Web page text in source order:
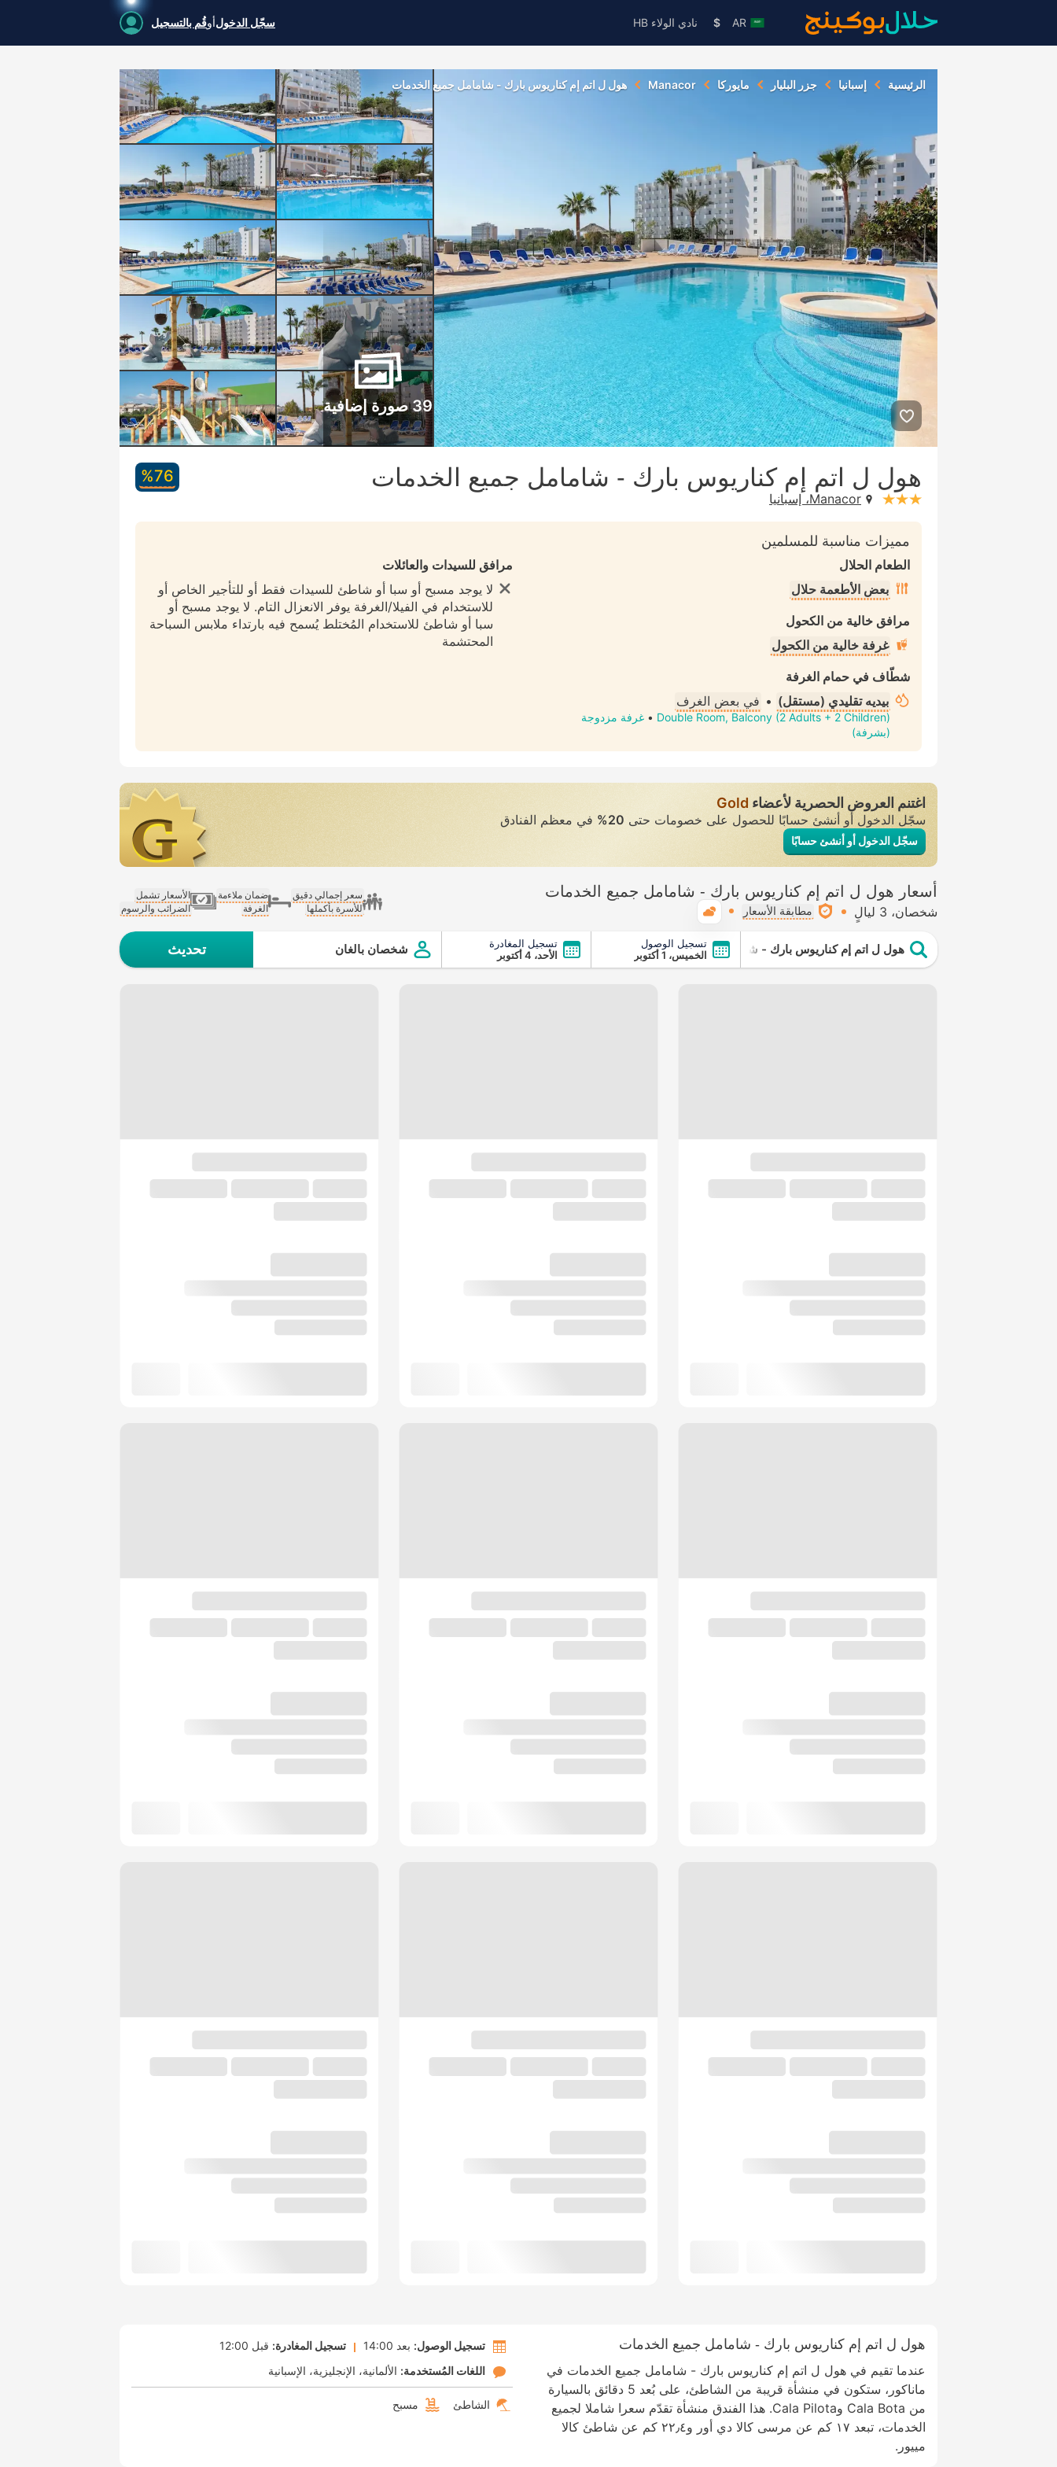
AR
$ نادي الولاء HB سجّل الدخولأوقُم بالتسجيل
الرئيسية إسبانيا جزر البليار مايوركا Manacor هول ل اتم إم كناريوس بارك - شامامل جميع الخدمات
39 صورة إضافية
هول ل اتم إم كناريوس بارك - شامامل جميع الخدمات
stars: 3
Manacor، إسبانيا
76‏%
مميزات مناسبة للمسلمين
الطعام الحلال
بعض الأطعمة حلال
مرافق خالية من الكحول
غرفة خالية من الكحول
شطّاف في حمام الغرفة
بيديه تقليدي (مستقل) • في بعض الغرف
Double Room, Balcony (2 Adults + 2 Children)
• غرفة مزدوجة
(بشرفة)
مرافق للسيدات والعائلات
لا يوجد مسبح أو سبا أو شاطئ للسيدات فقط أو للتأجير الخاص أو
للاستخدام في الفيلا/الغرفة يوفر الانعزال التام. لا يوجد مسبح أو
سبا أو شاطئ للاستخدام المُختلط يُسمح فيه بارتداء ملابس السباحة
المحتشمة
اغتنم العروض الحصرية لأعضاء Gold
سجّل الدخول أو أنشئ حسابًا للحصول على خصومات حتى 20% في معظم الفنادق
سجّل الدخول أو أنشئ حسابًا
أسعار هول ل اتم إم كناريوس بارك - شامامل جميع الخدمات
شخصان 3 ليالٍ مطابقة الأسعار
سعر إجمالي دقيق
للأسرة بأكملها
ضمان ملاءمة
الغرفة
الأسعار تشمل
الضرائب والرسوم
هول ل اتم إم كناريوس بارك - شامامل جميع الخدمات
تسجيل الوصول
الخميس، 1 أكتوبر
تسجيل المغادرة
الأحد، 4 أكتوبر
شخصان بالغان تحديث
هول ل اتم إم كناريوس بارك - شامامل جميع الخدمات
عندما تقيم في هول ل اتم إم كناريوس بارك - شامامل جميع الخدمات في
ماناكور، ستكون في منشأة قريبة من الشاطئ، على بُعد 5 دقائق بالسيارة
من Cala Bota وCala Pilota. هذا الفندق منشأة تقدّم سعرا شاملا لجميع
الخدمات، تبعد ١٧ كم عن مرسى كالا دي أور و٢٢٫٤ كم عن شاطئ كالا
مييور.
تسجيل الوصول: بعد 14:00 تسجيل المغادرة: قبل 12:00
اللغات المُستخدمة: الألمانية الإنجليزية الإسبانية
الشاطئ مسبح